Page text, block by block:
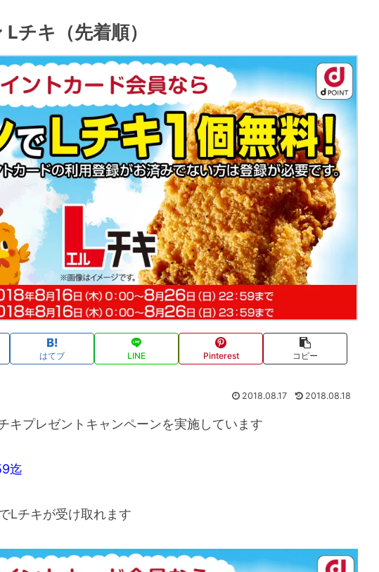
チキ（先着順）
はてブ LINE Pinterest コピー
2018.08.17 2018.08.18
キプレゼントキャンペーンを実施しています
迄
Lチキが受け取れます